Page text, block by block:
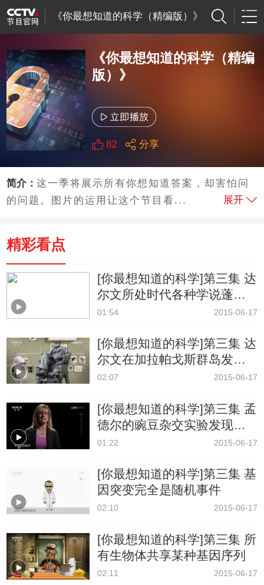
《你最想知道的科学（精编版）》
《你最想知道的科学（精编
版）》
82 分享
简介：这一季将展示所有你想知道答案，却害怕问
的问题。图片的运用让这个节目看...
展开
精彩看点
[你最想知道的科学]第三集 达
尔文所处时代各种学说蓬勃
发展
01:54 2015-06-17
[你最想知道的科学]第三集 达
尔文在加拉帕戈斯群岛发现
进化论实例
02:07 2015-06-17
[你最想知道的科学]第三集 孟
德尔的豌豆杂交实验发现了
基因遗传学
01:22 2015-06-17
[你最想知道的科学]第三集 基
因突变完全是随机事件
02:10 2015-06-17
[你最想知道的科学]第三集 所
有生物体共享某种基因序列
02:11 2015-06-17